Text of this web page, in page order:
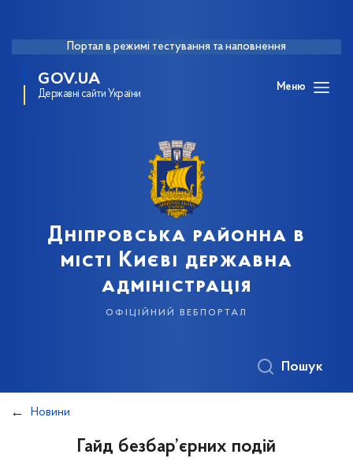
Портал в режимі тестування та наповнення
GOV.UA
Державні сайти України
Меню
Дніпровська районна в
місті Києві державна
адміністрація
офіційний вебпортал
Пошук
Новини
Гайд безбар’єрних подій